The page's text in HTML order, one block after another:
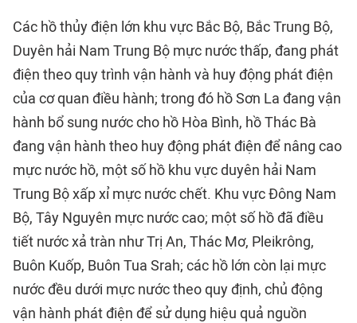
Các hồ thủy điện lớn khu vực Bắc Bộ, Bắc Trung Bộ,
Duyên hải Nam Trung Bộ mực nước thấp, đang phát
điện theo quy trình vận hành và huy động phát điện
của cơ quan điều hành; trong đó hồ Sơn La đang vận
hành bổ sung nước cho hồ Hòa Bình, hồ Thác Bà
đang vận hành theo huy động phát điện để nâng cao
mực nước hồ, một số hồ khu vực duyên hải Nam
Trung Bộ xấp xỉ mực nước chết. Khu vực Đông Nam
Bộ, Tây Nguyên mực nước cao; một số hồ đã điều
tiết nước xả tràn như Trị An, Thác Mơ, Pleikrông,
Buôn Kuốp, Buôn Tua Srah; các hồ lớn còn lại mực
nước đều dưới mực nước theo quy định, chủ động
vận hành phát điện để sử dụng hiệu quả nguồn